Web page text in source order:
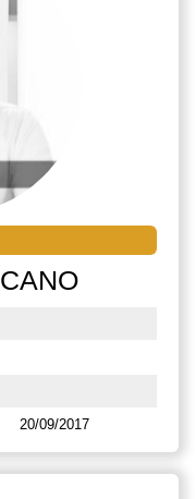
20/09/2017